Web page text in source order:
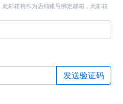
邮箱将作为店铺账号绑定邮箱，此邮箱
发送验证码